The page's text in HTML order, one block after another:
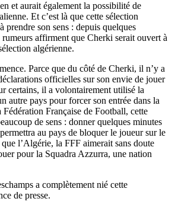
et aurait également la possibilité de
Et c’est là que cette sélection
prendre son sens : depuis quelques
rumeurs affirment que Cherki serait ouvert à
algérienne.
Parce que du côté de Cherki, il n’y a
officielles sur son envie de jouer
certains, il a volontairement utilisé la
autre pays pour forcer son entrée dans la
Française de Football, cette
de sens : donner quelques minutes
au pays de bloquer le joueur sur le
l’Algérie, la FFF aimerait sans doute
pour la Squadra Azzurra, une nation
a complètement nié cette
de presse.